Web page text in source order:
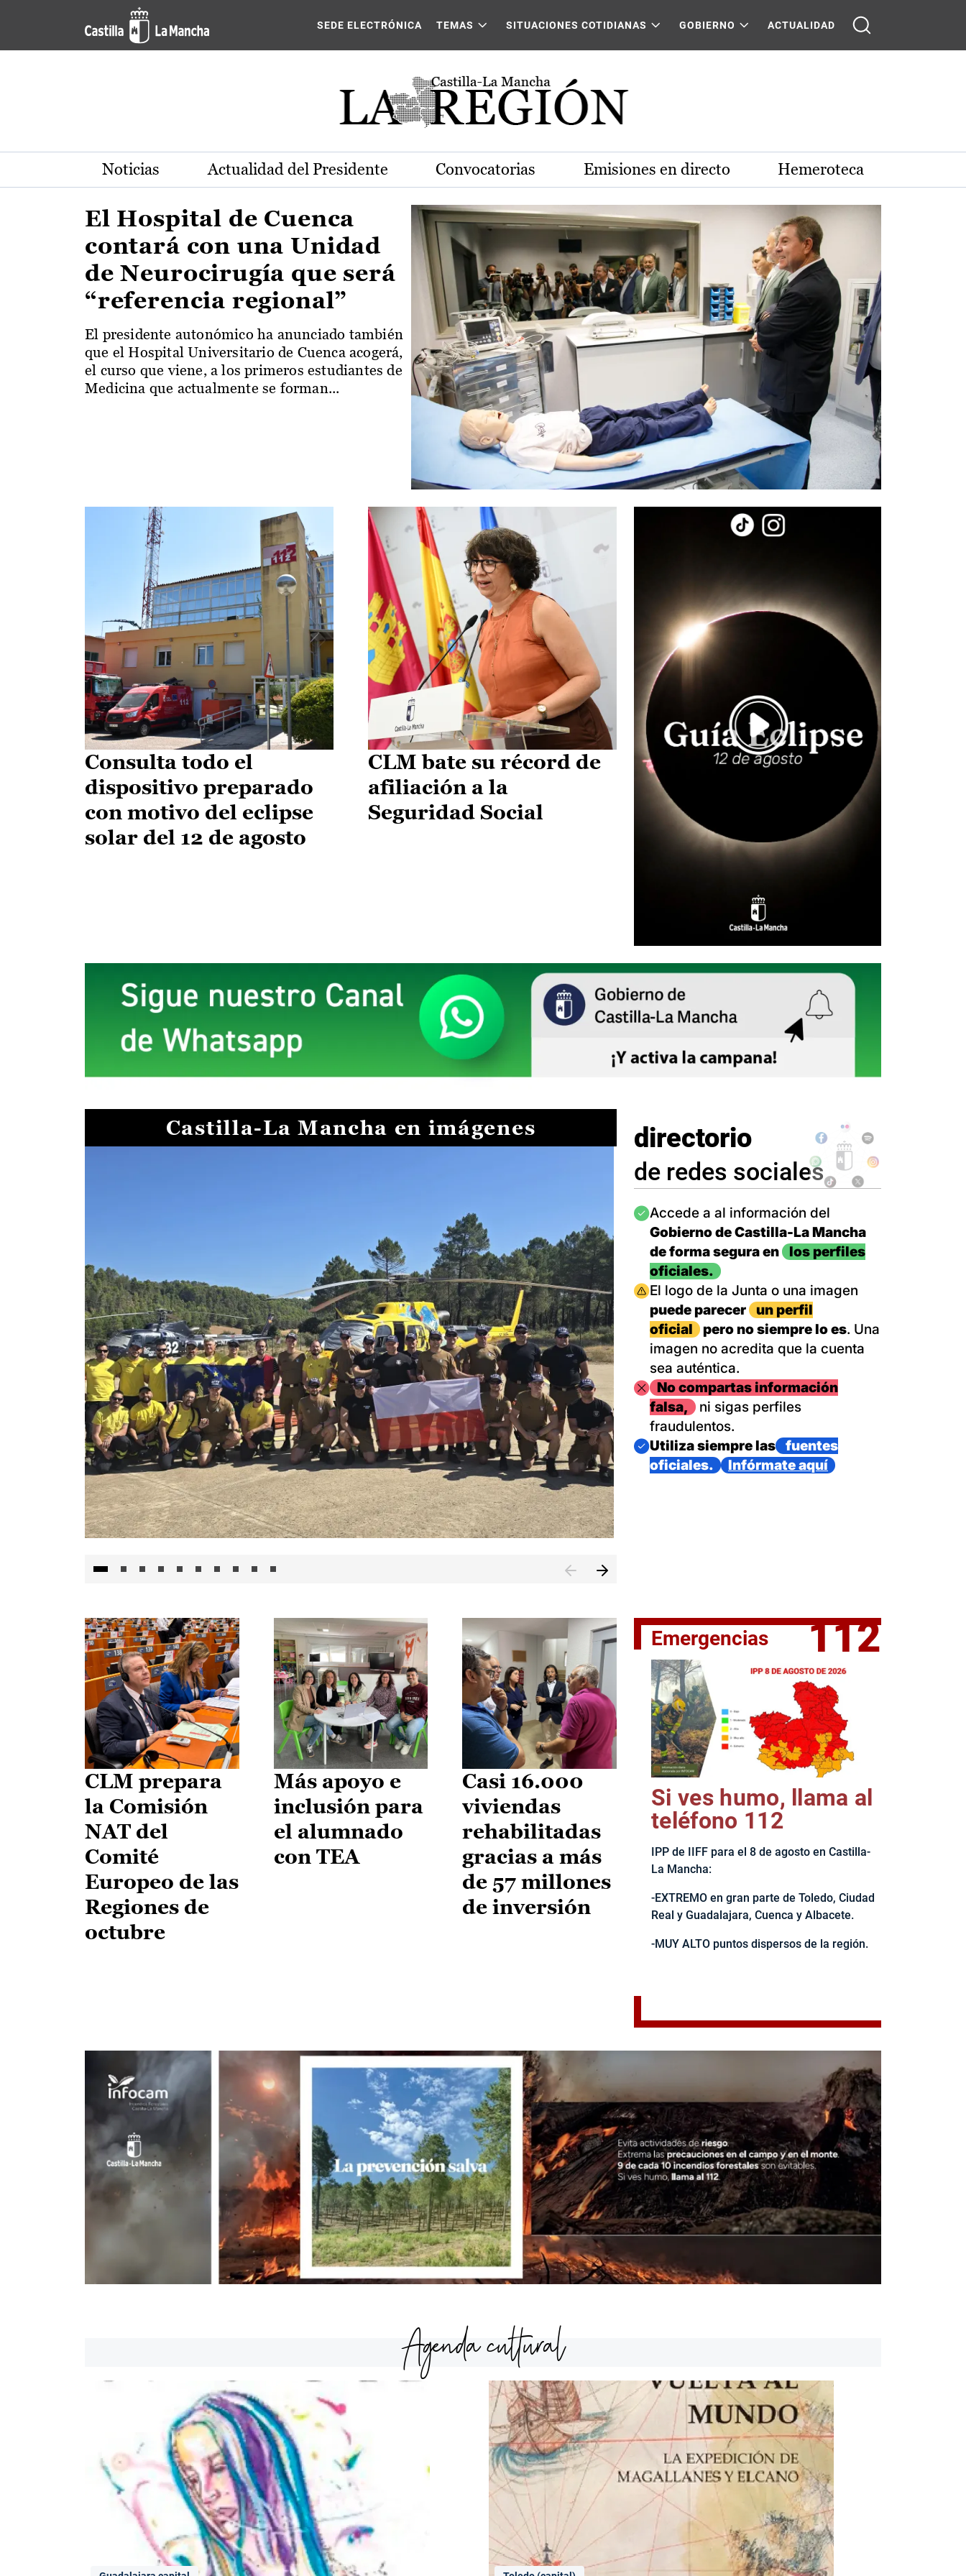
Pasar al contenido principal
Actualidad de la región de Castilla-La Mancha
SEDE ELECTRÓNICA TEMAS SITUACIONES COTIDIANAS GOBIERNO ACTUALIDAD
Noticias Actualidad del Presidente Convocatorias Emisiones en directo Hemeroteca
El Hospital de Cuenca
contará con una Unidad
de Neurocirugía que será
“referencia regional”
El presidente autonómico ha anunciado también
que el Hospital Universitario de Cuenca acogerá,
el curso que viene, a los primeros estudiantes de
Medicina que actualmente se forman...
Consulta todo el
dispositivo preparado
con motivo del eclipse
solar del 12 de agosto
CLM bate su récord de
afiliación a la
Seguridad Social
Castilla-La Mancha en imágenes
II Vuelta Ciclista CLM LEADER
directorio
de redes sociales
Imagen
Accede a al información del
Gobierno de Castilla-La Mancha
de forma segura en
los perfiles
oficiales.
Imagen
El logo de la Junta o una imagen
puede parecer
un perfil
oficial
pero no siempre lo es. Una
imagen no acredita que la cuenta
sea auténtica.
ImagenNo compartas información
falsa,
ni sigas perfiles
fraudulentos.
Imagen
Utiliza siempre las
fuentes
oficiales.
Infórmate aquí
CLM prepara
la Comisión
NAT del
Comité
Europeo de las
Regiones de
octubre
Más apoyo e
inclusión para
el alumnado
con TEA
Casi 16.000
viviendas
rehabilitadas
gracias a más
de 57 millones
de inversión
Emergencias 112
Si ves humo, llama al
teléfono 112
IPP de IIFF para el 8 de agosto en Castilla-
La Mancha:
-EXTREMO en gran parte de Toledo, Ciudad
Real y Guadalajara, Cuenca y Albacete.
-MUY ALTO puntos dispersos de la región.
Agenda cultural